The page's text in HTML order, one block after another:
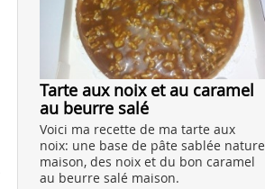
Tarte aux noix et au caramel
au beurre salé
Voici ma recette de ma tarte aux
noix: une base de pâte sablée nature
maison, des noix et du bon caramel
au beurre salé maison.